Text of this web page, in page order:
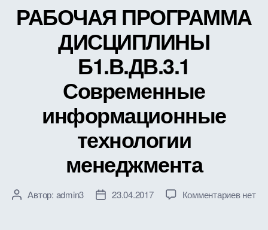
РАБОЧАЯ ПРОГРАММА
ДИСЦИПЛИНЫ
Б1.В.ДВ.3.1
Современные
информационные
технологии
менеджмента
АвторАвтор: admin3
Дата23.04.2017 Комментариевк
нет